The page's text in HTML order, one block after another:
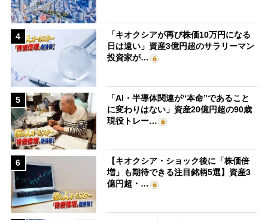
4
「キオクシアが再び株価10万円になる
日は遠い」資産3億円超のサラリーマン
投資家が…
5
「AI・半導体関連が“本命”であること
に変わりはない」資産20億円超の90歳
現役トレー…
6
【キオクシア・ショック後に「株価倍
増」も期待できる注目銘柄5選】資産3
億円超・…